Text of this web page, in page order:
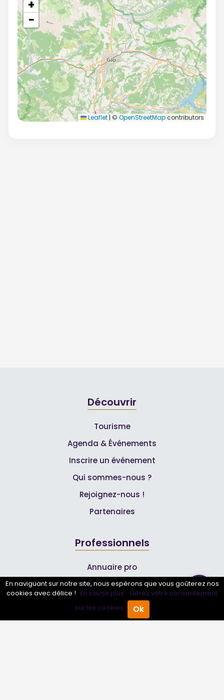
Annuaire Pro Agenda
+
−
Leaflet | © OpenStreetMapcontributors
Découvrir
Tourisme
Agenda & Événements
Inscrire un événement
Qui sommes-nous ?
Rejoignez-nous !
Partenaires
Professionnels
Annuaire pro
Inscrire mon entreprise
Les Abonnements Pros
En naviguant sur notre site, nous espérons que vous goûterez nos
cookies avec délice ! En savoir plus. Gérez votre consentement
sur les cookies.
Ok